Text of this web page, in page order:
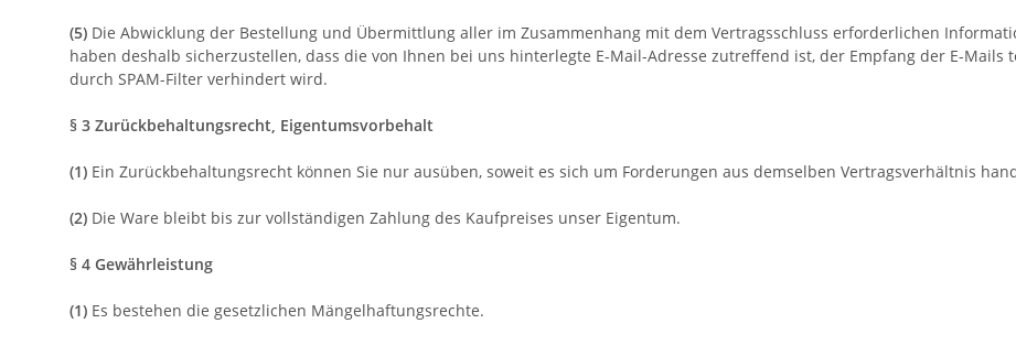
(5) Die Abwicklung der Bestellung und Übermittlung aller im Zusammenhang mit dem Vertragsschluss erforderlichen
haben deshalb sicherzustellen, dass die von Ihnen bei uns hinterlegte E-Mail-Adresse zutreffend ist, der Empfang der E-
durch SPAM-Filter verhindert wird.
§ 3 Zurückbehaltungsrecht, Eigentumsvorbehalt
(1) Ein Zurückbehaltungsrecht können Sie nur ausüben, soweit es sich um Forderungen aus demselben Vertragsverhältnis
(2) Die Ware bleibt bis zur vollständigen Zahlung des Kaufpreises unser Eigentum.
§ 4 Gewährleistung
(1) Es bestehen die gesetzlichen Mängelhaftungsrechte.